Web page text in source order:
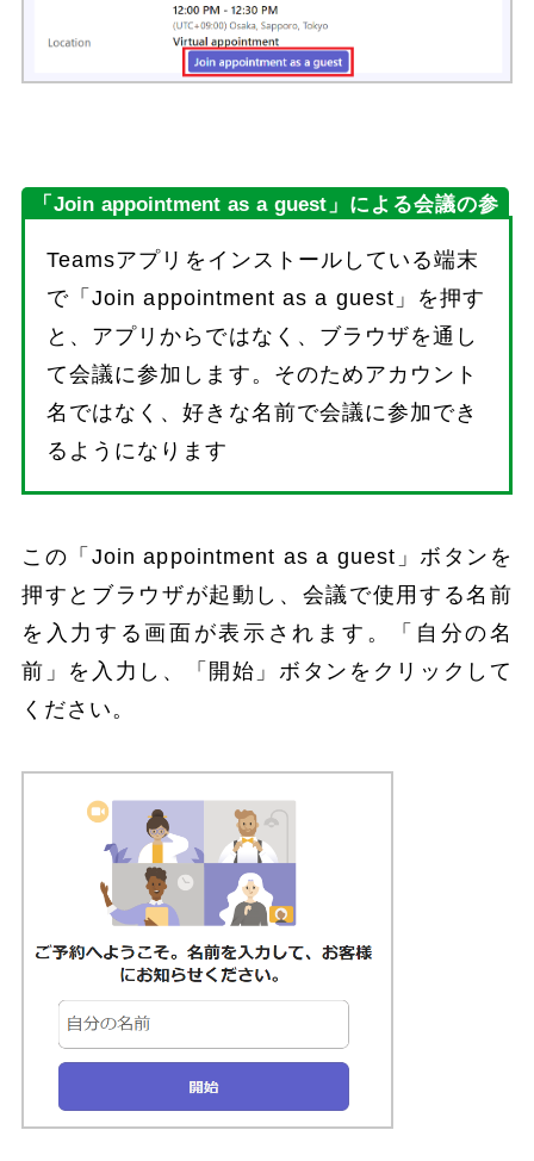
「Join appointment as a guest」による会議の参
Teamsアプリをインストールしている端末
で「Join appointment as a guest」を押す
と、アプリからではなく、ブラウザを通し
て会議に参加します。そのためアカウント
名ではなく、好きな名前で会議に参加でき
るようになります
この「Join appointment as a guest」ボタンを
押すとブラウザが起動し、会議で使用する名前
を入力する画面が表示されます。「自分の名
前」を入力し、「開始」ボタンをクリックして
ください。